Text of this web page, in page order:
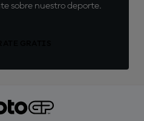
sobre nuestro deporte.